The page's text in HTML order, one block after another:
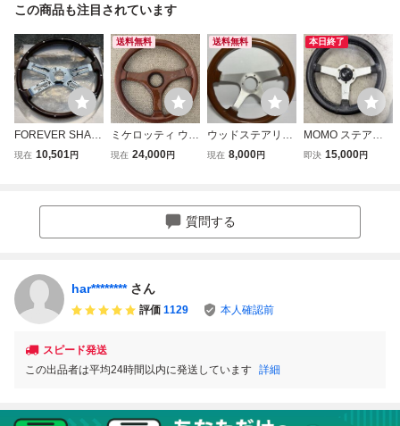
この商品も注目されています
FOREVER SHAR
P ウッドステアリ
現在 10,501円
送料無料
ミケロッティ ウッ
ドステアリング 旧
現在 24,000円
送料無料
ウッドステアリン
グ パーソナル per
E IN ITALY ネオク
ラ
現在 8,000円
本日終了
MOMO ステアリ
ング Jacky Ickx
即決 15,000円
質問する
har******** さん
評価 1129 本人確認前
スピード発送
この出品者は平均24時間以内に発送しています 詳細